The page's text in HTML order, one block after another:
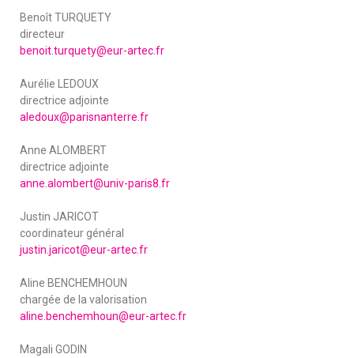
Benoît TURQUETY
directeur
benoit.turquety@eur-artec.fr
Aurélie LEDOUX
directrice adjointe
aledoux@parisnanterre.fr
Anne ALOMBERT
directrice adjointe
anne.alombert@univ-paris8.fr
Justin JARICOT
coordinateur général
justin.jaricot@eur-artec.fr
Aline BENCHEMHOUN
chargée de la valorisation
aline.benchemhoun@eur-artec.fr
Magali GODIN